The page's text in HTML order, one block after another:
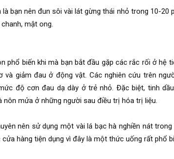
bạn nên đun sôi vài lát gừng thái nhỏ trong 10-20
mật ong.
phổ biến khi mà bạn bắt đầu gặp các rắc rối ở hệ
và giảm đau ở động vật. Các nghiên cứu trên
độ cơn đau dạ dày ở trẻ nhỏ. Đặc biệt, tinh
nôn mửa ở những người sau điều trị hóa trị liệu.
nên sử dụng một vài lá bạc hà nghiền nát
hàng tiện dụng vì đây là một thức uống rất phổ